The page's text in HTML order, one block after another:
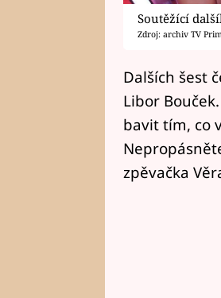
Soutěžící
Zdroj: archiv TV
Dalších šest
Libor
bavit tím, co
zpěvačka